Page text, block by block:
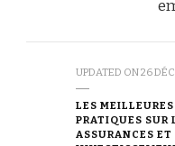
UPDATED ON26
LES
PRATIQUES SUR
ASSURANCES ET